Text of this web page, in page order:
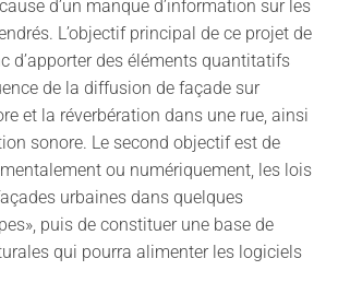
d’un manque d’information sur les
L’objectif principal de ce projet de
d’apporter des éléments quantitatifs
de la diffusion de façade sur
et la réverbération dans une rue, ainsi
sonore. Le second objectif est de
ou numériquement, les lois
urbaines dans quelques
puis de constituer une base de
qui pourra alimenter les logiciels